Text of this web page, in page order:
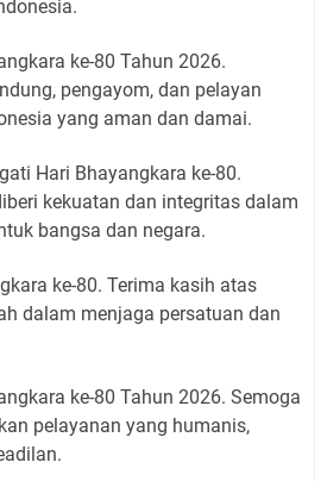
ke-80 Tahun 2026.
pengayom, dan pelayan
yang aman dan damai.
Hari Bhayangkara ke-80.
kekuatan dan integritas dalam
bangsa dan negara.
ke-80. Terima kasih atas
dalam menjaga persatuan dan
ke-80 Tahun 2026. Semoga
pelayanan yang humanis,